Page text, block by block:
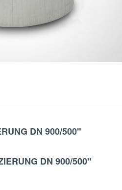
DN 900/500"
DN 900/500"